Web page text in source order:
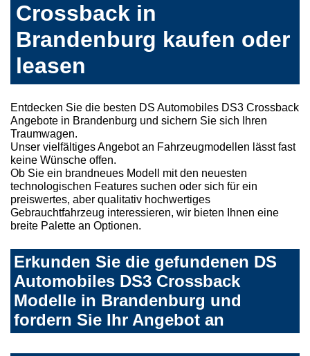
Crossback in
Brandenburg kaufen oder
leasen
Entdecken Sie die besten DS Automobiles DS3 Crossback
Angebote in Brandenburg und sichern Sie sich Ihren
Traumwagen.
Unser vielfältiges Angebot an Fahrzeugmodellen lässt fast
keine Wünsche offen.
Ob Sie ein brandneues Modell mit den neuesten
technologischen Features suchen oder sich für ein
preiswertes, aber qualitativ hochwertiges
Gebrauchtfahrzeug interessieren, wir bieten Ihnen eine
breite Palette an Optionen.
Erkunden Sie die gefundenen DS
Automobiles DS3 Crossback
Modelle in Brandenburg und
fordern Sie Ihr Angebot an